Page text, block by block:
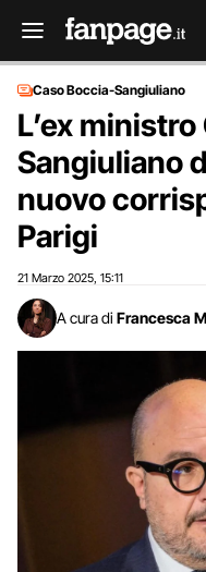
Caso Boccia-Sangiuliano
L’ex
Sangiuliano
nuovo
Parigi
21 Marzo 2025 15:11
A cura di Francesca